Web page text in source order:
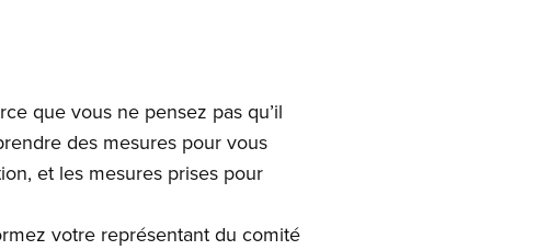
que vous ne pensez pas qu’il
des mesures pour vous
et les mesures prises pour
votre représentant du comité